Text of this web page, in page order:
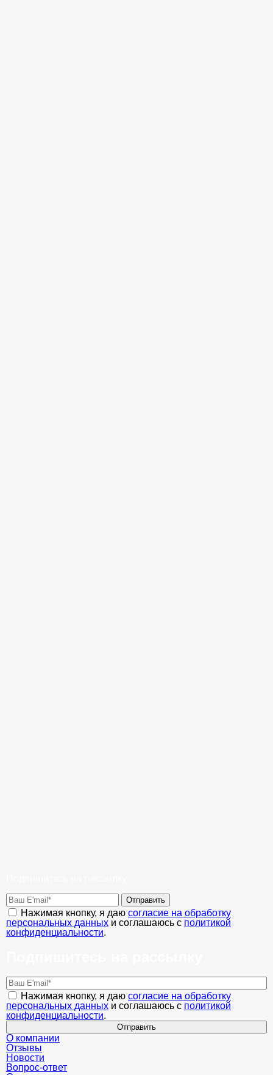
Отправить
Нажимая кнопку, я даю согласие на обработку
персональных данных и соглашаюсь с политикой
конфиденциальности.
Нажимая кнопку, я даю согласие на обработку
персональных данных и соглашаюсь с политикой
конфиденциальности.
Отправить
О компании
Отзывы
Новости
Вопрос-ответ